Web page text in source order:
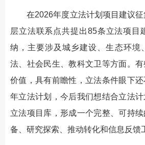
在2026年度立法计划项目建议征
层立法联系点共提出85条立法项目
纳，主要涉及城乡建设、生态环境
法、社会民生、教科文卫等方面。
价值，具有前瞻性，立法条件眼下
年立法计划，今后我们想结合立法
立法项目库，形成一个完整、可持
备、研究探索、推动转化和信息反馈